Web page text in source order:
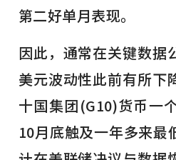
第二好单月表现。
因此，通常在关键数据
美元波动性此前有所下
十国集团(G10)货币一
10月底触及一年多来最